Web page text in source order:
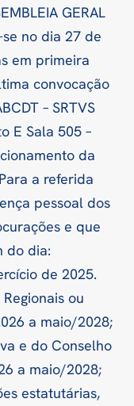
GERAL
se no dia 27 de
em primeira
convocação
– SRTVS
E Sala 505 –
da
a referida
pessoal dos
e que
do dia:
de 2025.
ou
a maio/2028;
e do Conselho
a maio/2028;
estatutárias,